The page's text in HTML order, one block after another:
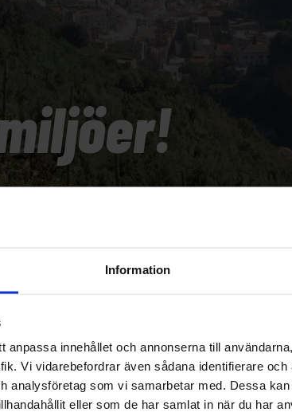
Information
anpassa innehållet och annonserna till
Vi vidarebefordrar även sådana identifierare och
analysföretag som vi samarbetar med. Dessa
eller som de har samlat in när du har